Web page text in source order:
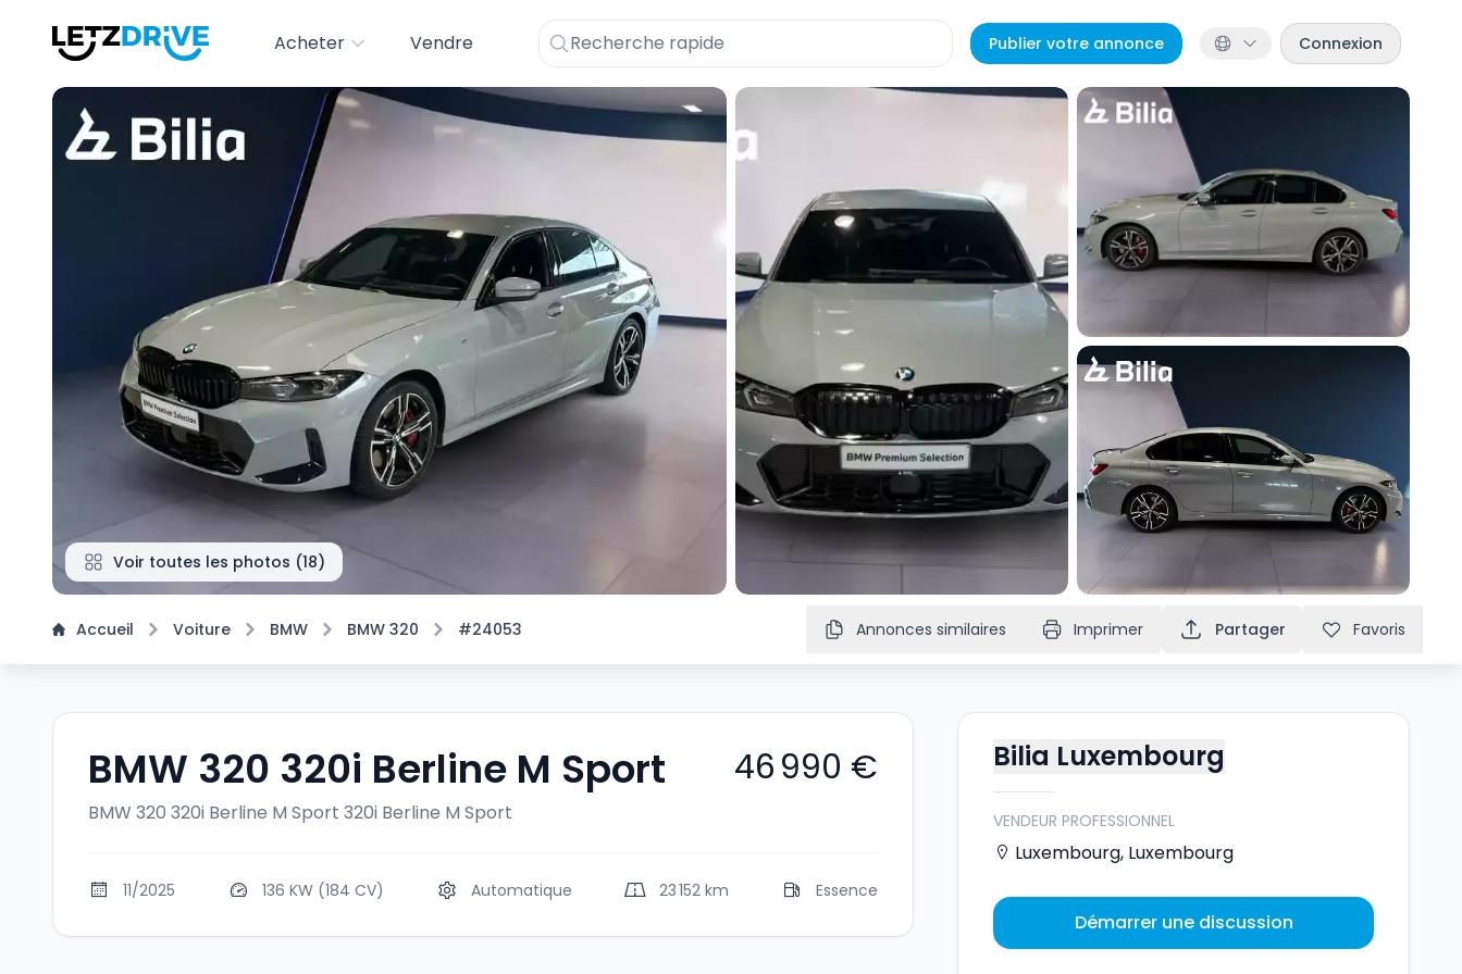
Acheter Vendre Publier votre annonce Connexion
Voir toutes les photos (18)
Accueil Voiture BMW BMW 320 #24053 Annonces similaires Imprimer Partager Favoris
BMW 320 320i Berline M Sport
BMW 320 320i Berline M Sport 320i Berline M Sport
46 990 €
11/2025 136 KW (184 CV) Automatique 23 152 km Essence
Bilia Luxembourg
VENDEUR PROFESSIONNEL
Luxembourg, Luxembourg
Démarrer une discussion